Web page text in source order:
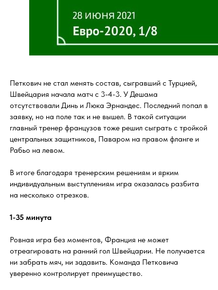
Петкович не стал менять состав, сыгравший с Турцией,
Швейцария начала матч с 3-4-3. У Дешама
отсутствовали Динь и Люка Эрнандес. Последний попал в
заявку, но на поле так и не вышел. В такой ситуации
главный тренер французов тоже решил сыграть с тройкой
центральных защитников, Паваром на правом фланге и
Рабьо на левом.
В итоге благодаря тренерским решениям и ярким
индивидуальным выступлениям игра оказалась разбита
на несколько отрезков.
1-35 минута
Ровная игра без моментов, Франция не может
отреагировать на ранний гол Швейцарии. Не получается
ни забрать мяч, ни задавить. Команда Петковича
уверенно контролирует преимущество.